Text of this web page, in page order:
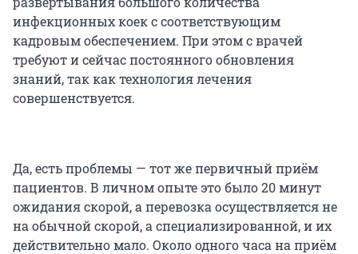
инфекционных коек с соответствующим
кадровым обеспечением. При этом с врачей
требуют и сейчас постоянного обновления
знаний, так как технология лечения
совершенствуется.
Да, есть проблемы — тот же первичный приём
пациентов. В личном опыте это было 20 минут
ожидания скорой, а перевозка осуществляется не
на обычной скорой, а специализированной, и их
действительно мало. Около одного часа на приём